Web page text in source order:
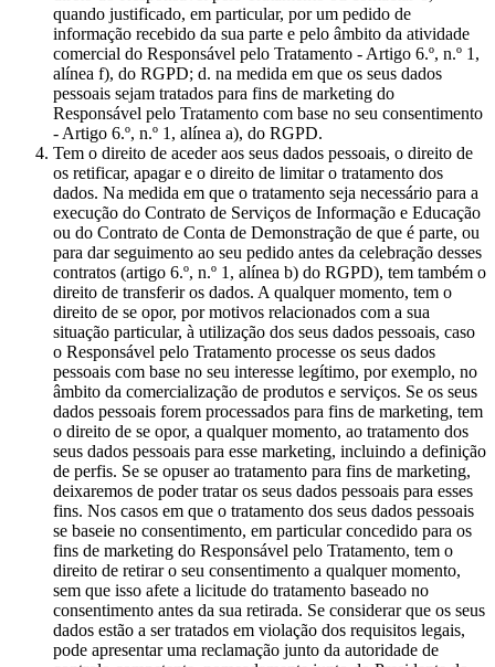
quando justificado, em particular, por um pedido de
informação recebido da sua parte e pelo âmbito da atividade
comercial do Responsável pelo Tratamento - Artigo 6.º, n.º 1,
alínea f), do RGPD; d. na medida em que os seus dados
pessoais sejam tratados para fins de marketing do
Responsável pelo Tratamento com base no seu consentimento
- Artigo 6.º, n.º 1, alínea a), do RGPD.
Tem o direito de aceder aos seus dados pessoais, o direito de
os retificar, apagar e o direito de limitar o tratamento dos
dados. Na medida em que o tratamento seja necessário para a
execução do Contrato de Serviços de Informação e Educação
ou do Contrato de Conta de Demonstração de que é parte, ou
para dar seguimento ao seu pedido antes da celebração desses
contratos (artigo 6.º, n.º 1, alínea b) do RGPD), tem também o
direito de transferir os dados. A qualquer momento, tem o
direito de se opor, por motivos relacionados com a sua
situação particular, à utilização dos seus dados pessoais, caso
o Responsável pelo Tratamento processe os seus dados
pessoais com base no seu interesse legítimo, por exemplo, no
âmbito da comercialização de produtos e serviços. Se os seus
dados pessoais forem processados para fins de marketing, tem
o direito de se opor, a qualquer momento, ao tratamento dos
seus dados pessoais para esse marketing, incluindo a definição
de perfis. Se se opuser ao tratamento para fins de marketing,
deixaremos de poder tratar os seus dados pessoais para esses
fins. Nos casos em que o tratamento dos seus dados pessoais
se baseie no consentimento, em particular concedido para os
fins de marketing do Responsável pelo Tratamento, tem o
direito de retirar o seu consentimento a qualquer momento,
sem que isso afete a licitude do tratamento baseado no
consentimento antes da sua retirada. Se considerar que os seus
dados estão a ser tratados em violação dos requisitos legais,
pode apresentar uma reclamação junto da autoridade de